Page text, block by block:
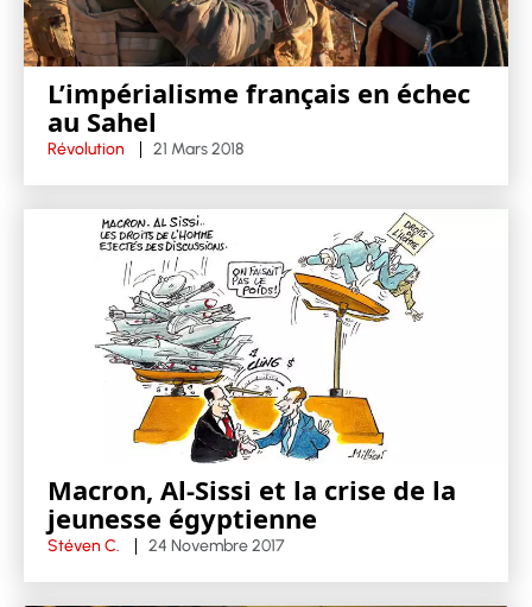
L’impérialisme français en échec
au Sahel
Révolution 21 Mars 2018
Macron, Al-Sissi et la crise de la
jeunesse égyptienne
Stéven C. 24 Novembre 2017